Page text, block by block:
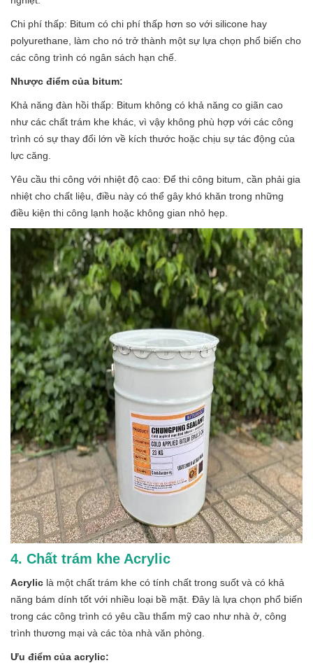
Chi phí thấp: Bitum có chi phí thấp hơn so với silicone hay
polyurethane, làm cho nó trở thành một sự lựa chọn phổ biến cho
các công trình có ngân sách hạn chế.
Nhược điểm của bitum:
Khả năng đàn hồi thấp: Bitum không có khả năng co giãn cao
như các chất trám khe khác, vì vậy không phù hợp với các công
trình có sự thay đổi lớn về kích thước hoặc chịu sự tác động của
lực căng.
Yêu cầu thi công với nhiệt độ cao: Để thi công bitum, cần phải gia
nhiệt cho chất liệu, điều này có thể gây khó khăn trong những
điều kiện thi công lạnh hoặc không gian nhỏ hẹp.
4. Chất trám khe Acrylic
Acrylic là một chất trám khe có tính chất trong suốt và có khả
năng bám dính tốt với nhiều loại bề mặt. Đây là lựa chọn phổ biến
trong các công trình có yêu cầu thẩm mỹ cao như nhà ở, công
trình thương mại và các tòa nhà văn phòng.
Ưu điểm của acrylic: